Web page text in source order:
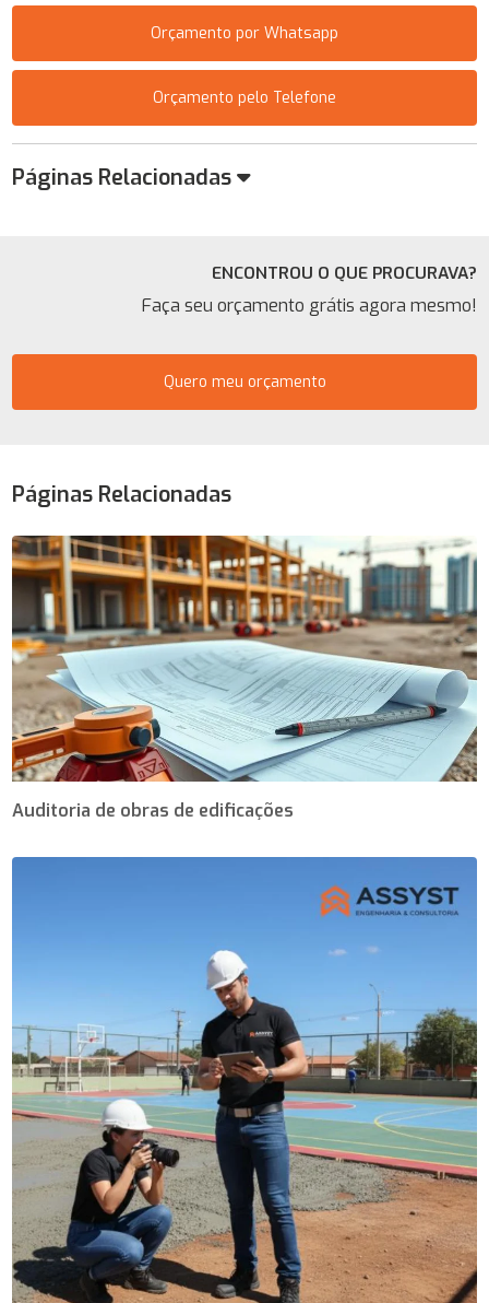
Orçamento por Whatsapp
Orçamento pelo Telefone
Páginas Relacionadas
ENCONTROU O QUE PROCURAVA?
Faça seu orçamento grátis agora mesmo!
Quero meu orçamento
Páginas Relacionadas
Auditoria de obras de edificações